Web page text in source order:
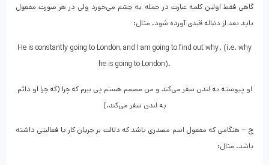
گاهی فقط اولین کلمه عبارت در جمله به چشم می‌خورد ولی در هر صورت مفعول
باید بعد از دنباله قیدی آورده شود. مثال:
He is constantly going to London, and I am going to find out why. (i.e. why
he is going to London).
او پیوسته به لندن سفر می‌کند و من مصمم هستم پی ببرم که چرا (که چرا او دائم
به لندن سفر می‌کند.)
ج – هنگامی که مفعول اسم مصدری باشد که دلالت بر جریان کار یا فعالیتی داشته
باشد. مثال: